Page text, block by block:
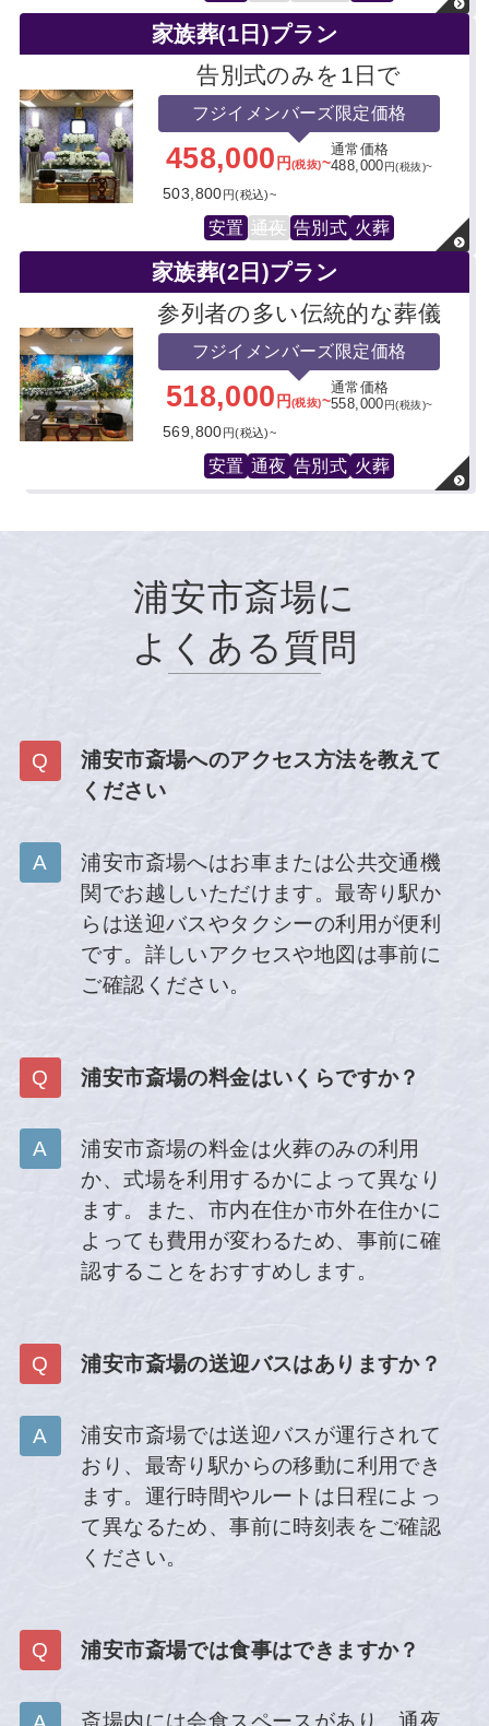
家族葬(1日)プラン
告別式のみを1日で
フジイメンバーズ限定価格
458,000 円(税抜)~
通常価格
488,000円(税抜)~
503,800円(税込)~
安置 通夜 告別式 火葬
家族葬(2日)プラン
参列者の多い伝統的な葬儀
フジイメンバーズ限定価格
518,000 円(税抜)~
通常価格
558,000円(税抜)~
569,800円(税込)~
安置 通夜 告別式 火葬
浦安市斎場に
よくある質問
浦安市斎場へのアクセス方法を教えて
ください
浦安市斎場へはお車または公共交通機
関でお越しいただけます。最寄り駅か
らは送迎バスやタクシーの利用が便利
です。詳しいアクセスや地図は事前に
ご確認ください。
浦安市斎場の料金はいくらですか？
浦安市斎場の料金は火葬のみの利用
か、式場を利用するかによって異なり
ます。また、市内在住か市外在住かに
よっても費用が変わるため、事前に確
認することをおすすめします。
浦安市斎場の送迎バスはありますか？
浦安市斎場では送迎バスが運行されて
おり、最寄り駅からの移動に利用でき
ます。運行時間やルートは日程によっ
て異なるため、事前に時刻表をご確認
ください。
浦安市斎場では食事はできますか？
斎場内には会食スペースがあり、通夜